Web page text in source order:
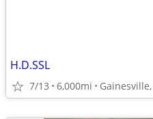
H.D.SSL
7/13 6,000mi